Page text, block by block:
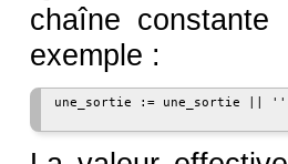
chaîne
exemple :
une_sortie := une_sortie ||